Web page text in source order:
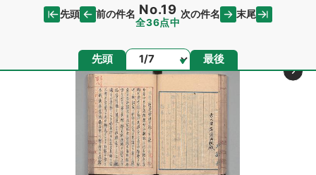
先頭 前の件名 No.19
全36点中
次の件名 末尾
先頭 ページ 最後